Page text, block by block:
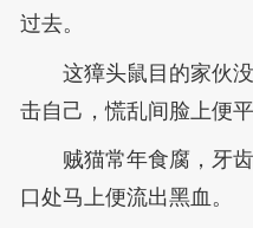
过去。
这獐头鼠目的家伙
击自己，慌乱间脸上便
贼猫常年食腐，牙
口处马上便流出黑血。